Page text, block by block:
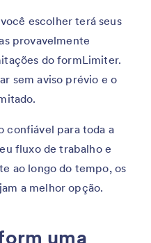
escolher terá seus
provavelmente
do formLimiter.
sem aviso prévio e o
confiável para toda a
fluxo de trabalho e
ao longo do tempo, os
a melhor opção.
uma